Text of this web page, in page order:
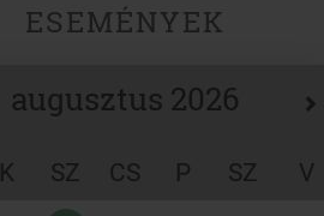
ESEMÉNYEK
augusztus 2026
K SZ CS P SZ V